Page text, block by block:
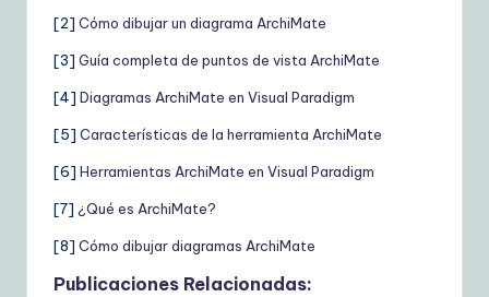
[2] Cómo dibujar un diagrama ArchiMate
[3] Guía completa de puntos de vista ArchiMate
[4] Diagramas ArchiMate en Visual Paradigm
[5] Características de la herramienta ArchiMate
[6] Herramientas ArchiMate en Visual Paradigm
[7] ¿Qué es ArchiMate?
[8] Cómo dibujar diagramas ArchiMate
Publicaciones Relacionadas: